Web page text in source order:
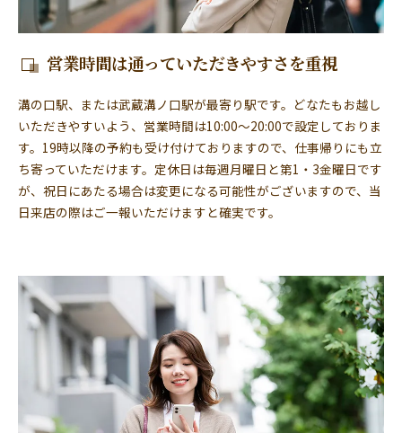
営業時間は通っていただきやすさを重視
溝の口駅、または武蔵溝ノ口駅が最寄り駅です。どなたもお越し
いただきやすいよう、営業時間は10:00～20:00で設定しておりま
す。19時以降の予約も受け付けておりますので、仕事帰りにも立
ち寄っていただけます。定休日は毎週月曜日と第1・3金曜日です
が、祝日にあたる場合は変更になる可能性がございますので、当
日来店の際はご一報いただけますと確実です。